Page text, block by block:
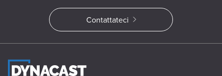
Contattateci